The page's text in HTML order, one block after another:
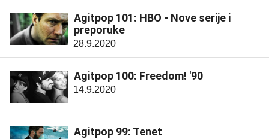
Agitpop 101: HBO - Nove serije i
preporuke
28.9.2020
Agitpop 100: Freedom! '90
14.9.2020
Agitpop 99: Tenet